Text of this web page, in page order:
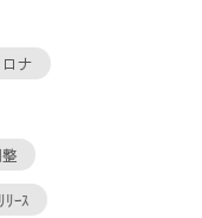
ナ
ﾘｰｽ